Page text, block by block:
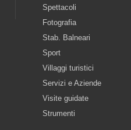
Spettacoli
Fotografia
Stab. Balneari
Sport
Villaggi turistici
Servizi e Aziende
Visite guidate
Strumenti